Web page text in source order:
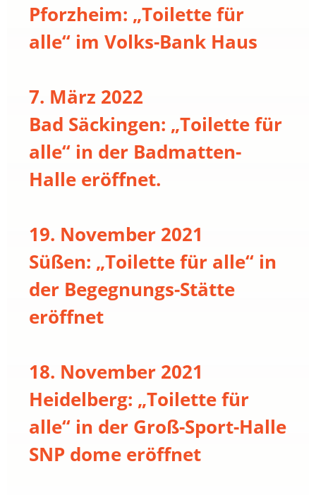
Pforzheim: „Toilette für
alle“ im Volks-Bank Haus
7. März 2022
Bad Säckingen: „Toilette für
alle“ in der Badmatten-
Halle eröffnet.
19. November 2021
Süßen: „Toilette für alle“ in
der Begegnungs-Stätte
eröffnet
18. November 2021
Heidelberg: „Toilette für
alle“ in der Groß-Sport-Halle
SNP dome eröffnet